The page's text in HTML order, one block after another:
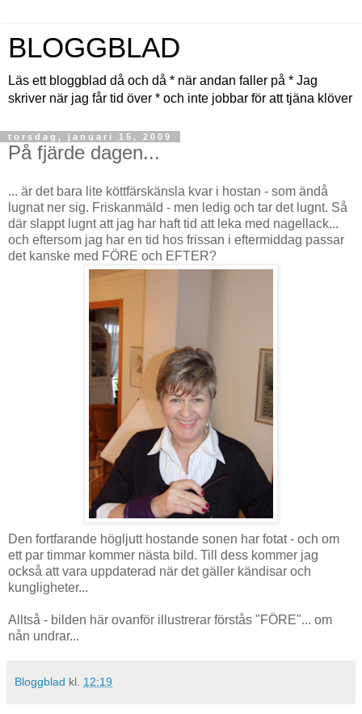
BLOGGBLAD
Läs ett bloggblad då och då * när andan faller på * Jag
skriver när jag får tid över * och inte jobbar för att tjäna klöver
torsdag, januari 15, 2009
På fjärde dagen...
... är det bara lite köttfärskänsla kvar i hostan - som ändå
lugnat ner sig. Friskanmäld - men ledig och tar det lugnt. Så
där slappt lugnt att jag har haft tid att leka med nagellack...
och eftersom jag har en tid hos frissan i eftermiddag passar
det kanske med FÖRE och EFTER?
Den fortfarande högljutt hostande sonen har fotat - och om
ett par timmar kommer nästa bild. Till dess kommer jag
också att vara uppdaterad när det gäller kändisar och
kungligheter...
Alltså - bilden här ovanför illustrerar förstås "FÖRE"... om
nån undrar...
Bloggblad kl. 12:19